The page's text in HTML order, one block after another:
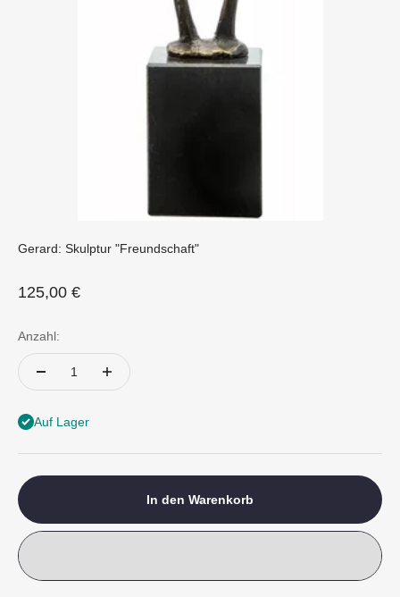
Gerard: Skulptur "Freundschaft"
Angebot
125,00 €
Anzahl:
Auf Lager
In den Warenkorb